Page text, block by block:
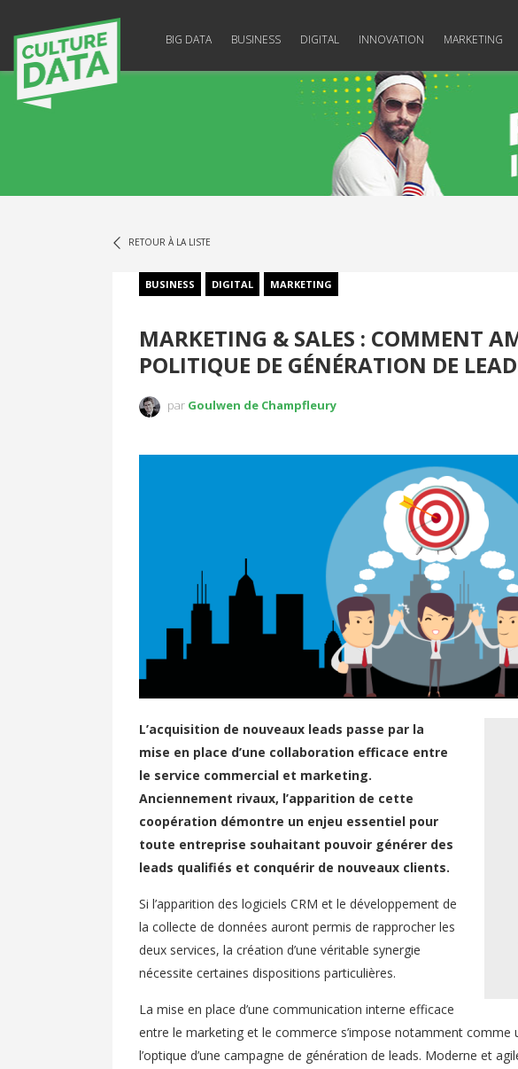
BIG DATA BUSINESS DIGITAL INNOVATION MARKETING
RETOUR À LA LISTE
BUSINESS DIGITAL MARKETING
MARKETING & SALES : COMMENT
POLITIQUE DE GÉNÉRATION DE
par Goulwen de Champfleury
L’acquisition de nouveaux leads passe par la
mise en place d’une collaboration efficace entre
le service commercial et marketing.
Anciennement rivaux, l’apparition de cette
coopération démontre un enjeu essentiel pour
toute entreprise souhaitant pouvoir générer des
leads qualifiés et conquérir de nouveaux clients.
Si l’apparition des logiciels CRM et le développement de
la collecte de données auront permis de rapprocher les
deux services, la création d’une véritable synergie
nécessite certaines dispositions particulières.
La mise en place d’une communication interne efficace
entre le marketing et le commerce s’impose notamment comme
l’optique d’une campagne de génération de leads. Moderne et